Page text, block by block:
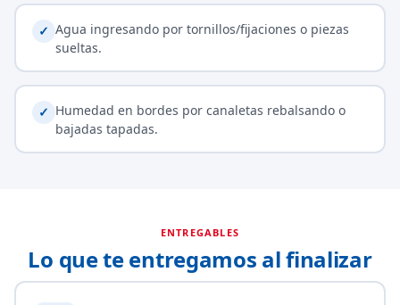
✓ Agua ingresando por tornillos/fijaciones o piezas
sueltas.
✓ Humedad en bordes por canaletas rebalsando o
bajadas tapadas.
ENTREGABLES
Lo que te entregamos al finalizar